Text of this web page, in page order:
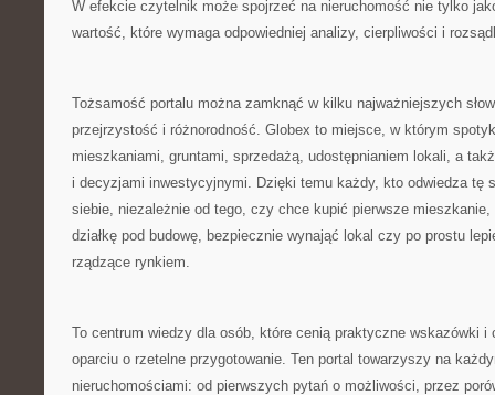
W efekcie czytelnik może spojrzeć na nieruchomość nie tylko
wartość, które wymaga odpowiedniej analizy, cierpliwości i
Tożsamość portalu można zamknąć w kilku najważniejszych
przejrzystość i różnorodność. Globex to miejsce, w którym
mieszkaniami, gruntami, sprzedażą, udostępnianiem lokali, a
i decyzjami inwestycyjnymi. Dzięki temu każdy, kto odwiedza tę
siebie, niezależnie od tego, czy chce kupić pierwsze
działkę pod budowę, bezpiecznie wynająć lokal czy po prostu
rządzące rynkiem.
To centrum wiedzy dla osób, które cenią praktyczne wskazówki i
oparciu o rzetelne przygotowanie. Ten portal towarzyszy na
nieruchomościami: od pierwszych pytań o możliwości, przez